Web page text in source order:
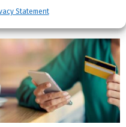
Statement
ca un aparat anti-gândaci